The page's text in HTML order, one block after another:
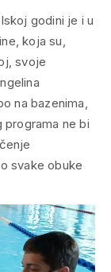
godini je i u
koja su,
svoje
na bazenima,
ne bi
svake obuke